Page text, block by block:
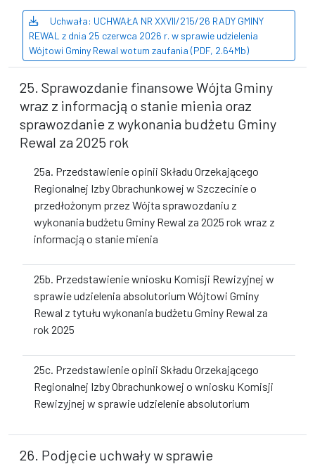
Uchwała: UCHWAŁA NR XXVII/215/26 RADY GMINY
REWAL z dnia 25 czerwca 2026 r. w sprawie udzielenia
Wójtowi Gminy Rewal wotum zaufania (PDF, 2.64Mb)
25. Sprawozdanie finansowe Wójta Gminy
wraz z informacją o stanie mienia oraz
sprawozdanie z wykonania budżetu Gminy
Rewal za 2025 rok
25a. Przedstawienie opinii Składu Orzekającego
Regionalnej Izby Obrachunkowej w Szczecinie o
przedłożonym przez Wójta sprawozdaniu z
wykonania budżetu Gminy Rewal za 2025 rok wraz z
informacją o stanie mienia
25b. Przedstawienie wniosku Komisji Rewizyjnej w
sprawie udzielenia absolutorium Wójtowi Gminy
Rewal z tytułu wykonania budżetu Gminy Rewal za
rok 2025
25c. Przedstawienie opinii Składu Orzekającego
Regionalnej Izby Obrachunkowej o wniosku Komisji
Rewizyjnej w sprawie udzielenie absolutorium
26. Podjęcie uchwały w sprawie